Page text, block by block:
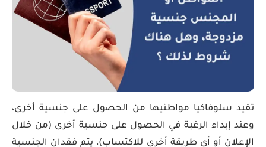
تقيد سلوفاكيا مواطنيها من الحصول على جنسية أخرى،
وعند إبداء الرغبة في الحصول على جنسية أخرى (من خلال
الإعلان أو أي طريقة أخرى للاكتساب)، يتم فقدان الجنسية